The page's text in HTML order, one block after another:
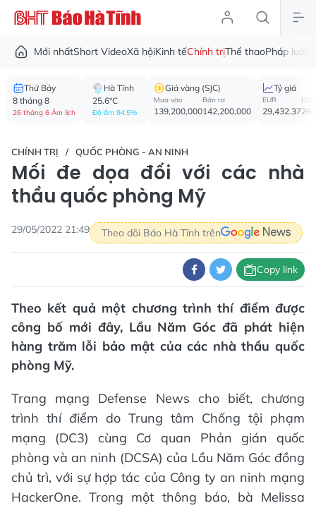
Mới nhấtShort VideoXã hộiKinh tếChính trịThể thaoPháp luật
Thứ Bảy
8 tháng 8
26 tháng 6 Âm lịch
Hà Tĩnh
25.6°C
Độ ẩm 94.5%
Giá vàng (SJC)
Mua vào
139,200,000
Bán ra
142,200,000
Tỷ giá
EUR
29,432.37
USD
CHÍNH TRỊ QUỐC PHÒNG - AN NINH
Mối đe dọa đối với các nhà
thầu quốc phòng Mỹ
29/05/2022 21:49 Theo dõi Báo Hà Tĩnh trên
Copy link
Theo kết quả một chương trình thí điểm được
công bố mới đây, Lầu Năm Góc đã phát hiện
hàng trăm lỗi bảo mật của các nhà thầu quốc
phòng Mỹ.
Trang mạng Defense News cho biết, chương
trình thí điểm do Trung tâm Chống tội phạm
mạng (DC3) cùng Cơ quan Phản gián quốc
phòng và an ninh (DCSA) của Lầu Năm Góc đồng
chủ trì, với sự hợp tác của Công ty an ninh mạng
HackerOne. Trong một thông báo, bà Melissa